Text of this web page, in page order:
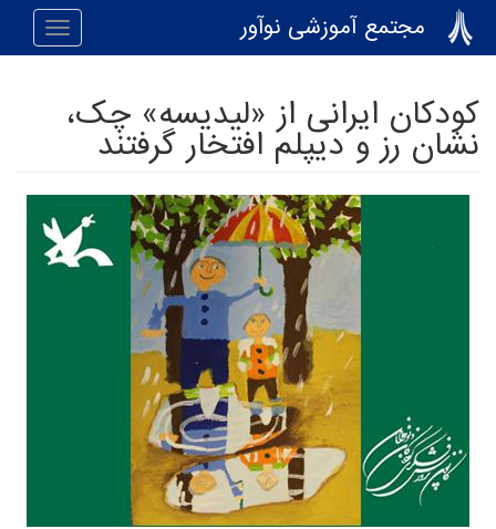
رفتن به محتوای اصلی
مجتمع آموزشی نوآور
Toggle
کودکان ایرانی از «لیدیسه» چک،
نشان رز و دیپلم افتخار گرفتند